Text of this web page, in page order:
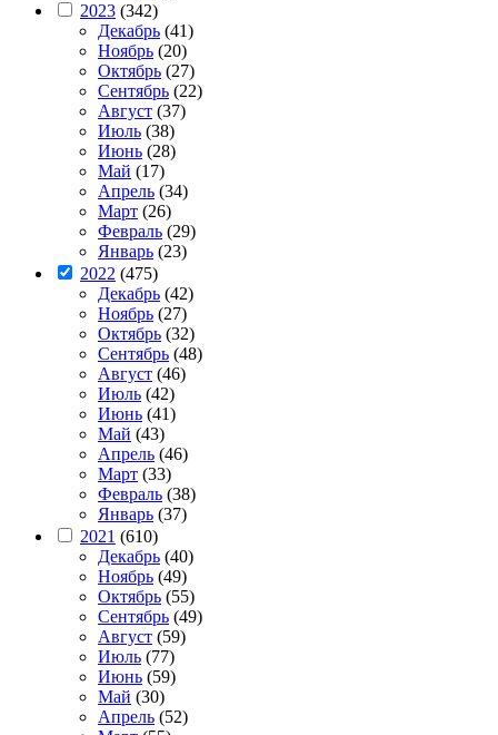
2023 (342)
Декабрь (41)
Ноябрь (20)
Октябрь (27)
Сентябрь (22)
Август (37)
Июль (38)
Июнь (28)
Май (17)
Апрель (34)
Март (26)
Февраль (29)
Январь (23)
2022 (475)
Декабрь (42)
Ноябрь (27)
Октябрь (32)
Сентябрь (48)
Август (46)
Июль (42)
Июнь (41)
Май (43)
Апрель (46)
Март (33)
Февраль (38)
Январь (37)
2021 (610)
Декабрь (40)
Ноябрь (49)
Октябрь (55)
Сентябрь (49)
Август (59)
Июль (77)
Июнь (59)
Май (30)
Апрель (52)